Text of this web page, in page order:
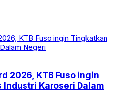
2026, KTB Fuso ingin
Karoseri Dalam